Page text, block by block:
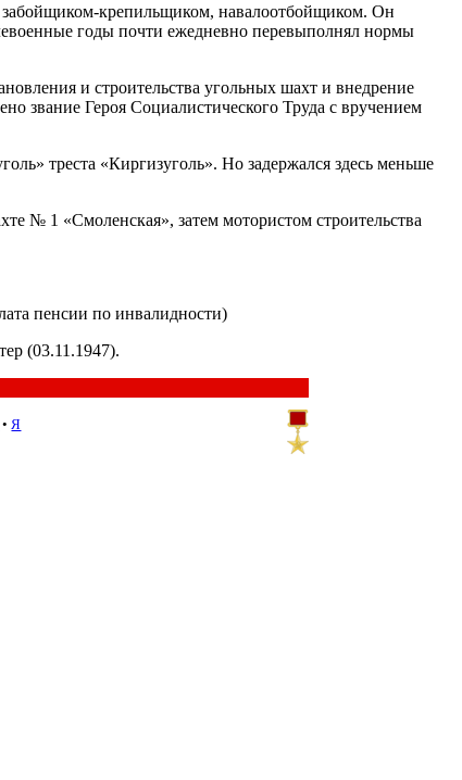
забойщиком-крепильщиком, навалоотбойщиком. Он
годы почти ежедневно перевыполнял нормы
и строительства угольных шахт и внедрение
звание Героя Социалистического Труда с вручением
треста «Киргизуголь». Но задержался здесь меньше
№ 1 «Смоленская», затем мотористом строительства
пенсии по инвалидности)
(03.11.1947).
•Я